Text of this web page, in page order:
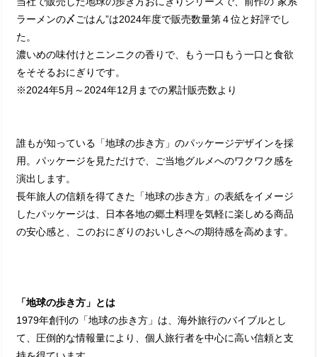
ラーメンの〆ごはん”は2024年度で販売数量第４位と好評でし
た。
濃いめの味付けとニンニクの香りで、もう一口もう一口と食欲
をそそるおにぎりです。
※2024年5月～2024年12月までの累計販売数より
誰もが知っている「地球の歩き方」のパッケージデザインを採
用。パッケージを見ただけで、ご当地グルメへのワクワク感を
演出します。
長年旅人の信頼を得てきた「地球の歩き方」の表紙をイメージ
したパッケージは、日本各地の郷土料理を気軽に楽しめる商品
の安心感と、このおにぎりのおいしさへの期待感を高めます。
「地球の歩き方」とは
1979年創刊の「地球の歩き方」は、海外旅行のバイブルとし
て、圧倒的な情報量により、個人旅行者を中心に高い信頼と支